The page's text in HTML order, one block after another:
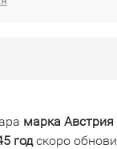
марка Австрия
годскоро